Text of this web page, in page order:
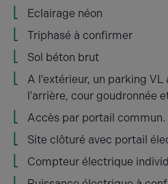
Eclairage néon
Triphasé à confirmer
Sol béton brut
A l'extérieur, un parking VL
l'arrière, cour goudronnée
Accès par portail commun.
Site clôturé avec portail
Compteur électrique